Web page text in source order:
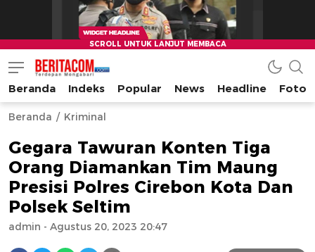
beritacom.com
bestnews
Beranda Indeks Popular News Headline Foto
Beranda Kriminal
Gegara Tawuran Konten Tiga
Orang Diamankan Tim Maung
Presisi Polres Cirebon Kota Dan
Polsek Seltim
admin - Agustus 20, 2023 20:47